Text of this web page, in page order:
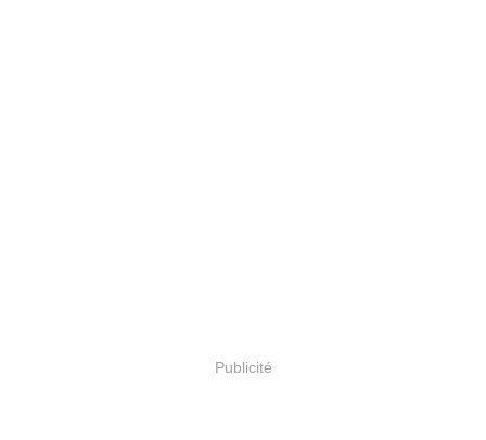
Publicité